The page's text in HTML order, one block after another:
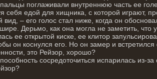
пальцы поглаживали внутреннюю часть ее
себя едой для хищника, с которой играют,
вид, – его голос стал ниже, когда он
Дерьмо, как она могла не заметить, что
ее открытой киске, ее клитор
он коснулся его. Но он замер и встретился
это Рейзор, хорошо?
сосредоточиться испарилась из-